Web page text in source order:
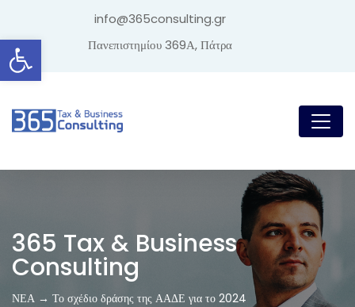
Ανοίξτε τη γραμμή εργαλείων
info@365consulting.gr
Πανεπιστημίου 369Α, Πάτρα
365 Tax & Business
Consulting
ΝΕΑ → Το σχέδιο δράσης της ΑΑΔΕ για το 2024